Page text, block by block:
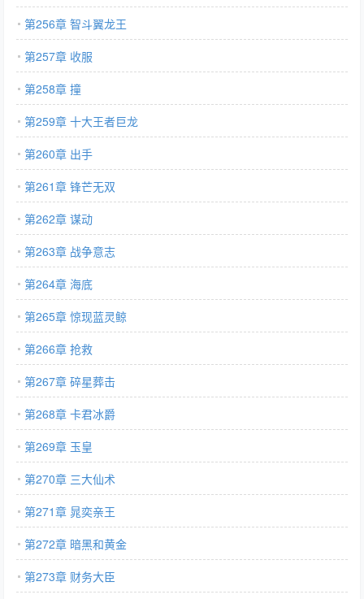
第256章 智斗翼龙王
第257章 收服
第258章 撞
第259章 十大王者巨龙
第260章 出手
第261章 锋芒无双
第262章 谋动
第263章 战争意志
第264章 海底
第265章 惊现蓝灵鲸
第266章 抢救
第267章 碎星葬击
第268章 卡君冰爵
第269章 玉皇
第270章 三大仙术
第271章 晁奕亲王
第272章 暗黑和黄金
第273章 财务大臣